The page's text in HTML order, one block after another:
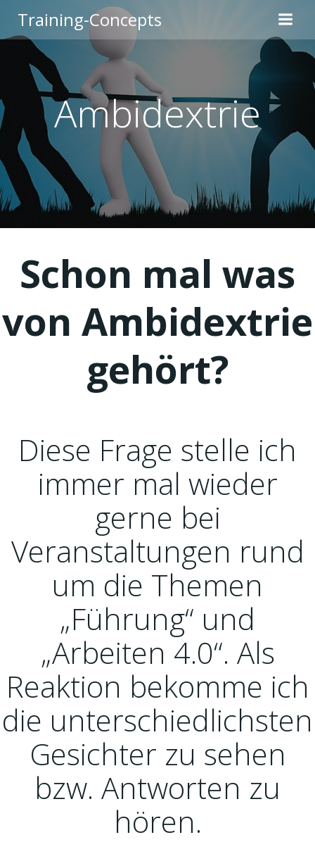
Inhalt
springen
Training-Concepts
Ambidextrie
Schon mal was
von Ambidextrie
gehört?
Diese Frage stelle ich
immer mal wieder
gerne bei
Veranstaltungen rund
um die Themen
„Führung“ und
„Arbeiten 4.0“. Als
Reaktion bekomme ich
die unterschiedlichsten
Gesichter zu sehen
bzw. Antworten zu
hören.